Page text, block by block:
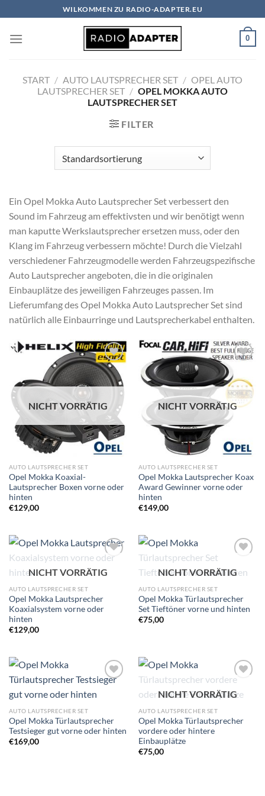
Inhalt
springen
WILKOMMEN ZU RADIO-ADAPTER.EU
0
START / AUTO LAUTSPRECHER SET / OPEL AUTO
LAUTSPRECHER SET / OPEL MOKKA AUTO
LAUTSPRECHER SET
FILTER
Ein Opel Mokka Auto Lautsprecher Set verbessert den
Sound im Fahrzeug am effektivsten und wir benötigt wenn
man kaputte Werkslautsprecher ersetzen muss, oder den
Klang im Fahrzeug verbessern möchte! Durch die Vielzahl
verschiedener Fahrzeugmodelle werden Fahrzeugspezifische
Auto Lautsprecher angeboten, die in die originalen
Einbauplätze des jeweiligen Fahrzeuges passen. Im
Lieferumfang des Opel Mokka Auto Lautsprecher Set sind
natürlich alle Einbaurringe und Lautsprecherkabel enthalten.
Zu
Wunschliste
hinzufügen
NICHT VORRÄTIG
AUTO LAUTSPRECHER SET
Opel Mokka Koaxial-
Lautsprecher Boxen vorne oder
hinten
€129,00
Zu
Wunschliste
hinzufügen
NICHT VORRÄTIG
AUTO LAUTSPRECHER SET
Opel Mokka Lautsprecher Koax
Award Gewinner vorne oder
hinten
€149,00
Wunschliste
NICHT VORRÄTIG
AUTO LAUTSPRECHER SET
Opel Mokka Lautsprecher
Koaxialsystem vorne oder
hinten
€129,00
Wunschliste
NICHT VORRÄTIG
AUTO LAUTSPRECHER SET
Opel Mokka Türlautsprecher
Set Tieftöner vorne und hinten
€75,00
Zu
Wunschliste
AUTO LAUTSPRECHER SET
Opel Mokka Türlautsprecher
Testsieger gut vorne oder hinten
€169,00
Wunschliste
NICHT VORRÄTIG
AUTO LAUTSPRECHER SET
Opel Mokka Türlautsprecher
vordere oder hintere
Einbauplätze
€75,00